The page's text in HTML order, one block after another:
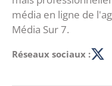
média en ligne de
Média Sur 7.
Réseaux sociaux :